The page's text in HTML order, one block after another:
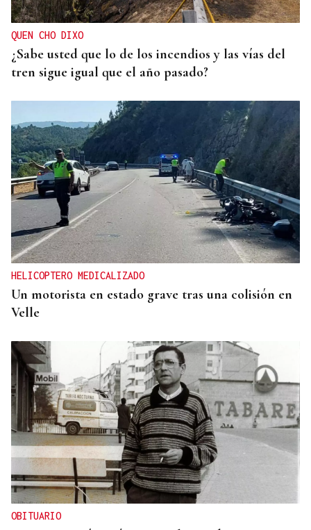
QUEN CHO DIXO
¿Sabe usted que lo de los incendios y las vías del
tren sigue igual que el año pasado?
HELICOPTERO MEDICALIZADO
Un motorista en estado grave tras una colisión en
Velle
OBITUARIO